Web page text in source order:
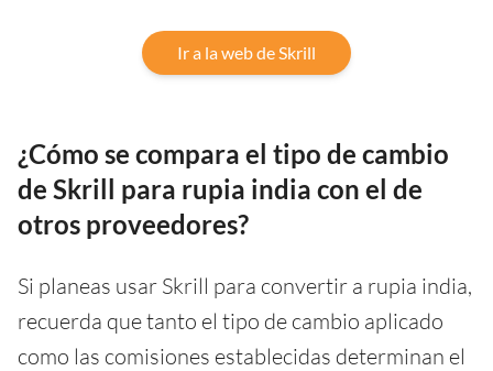
Ir a la web de Skrill
¿Cómo se compara el tipo de cambio
de Skrill para rupia india con el de
otros proveedores?
Si planeas usar Skrill para convertir a rupia india,
recuerda que tanto el tipo de cambio aplicado
como las comisiones establecidas determinan el